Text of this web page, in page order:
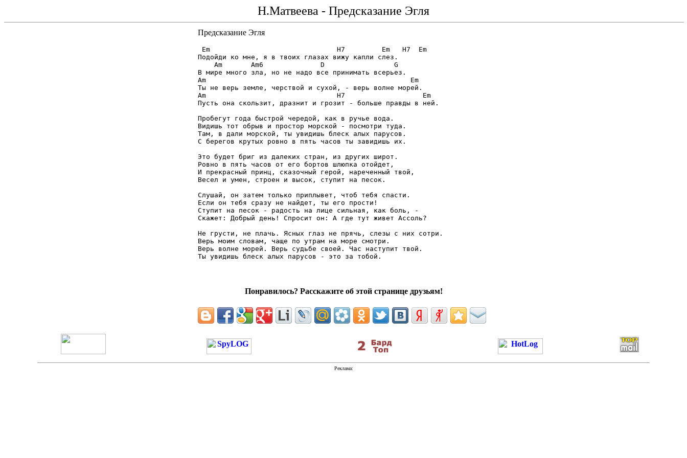
Н.Матвеева - Предсказание Эгля
Предсказание Эгля
Em                               H7         Em   H7  Em
Подойди ко мне, я в твоих глазах вижу капли слез.
    Am       Am6              D                 G
В мире много зла, но не надо все принимать всерьез.
Am                                                  Em
Ты не верь земле, черствой и сухой, - верь волне морей.
Am                                H7                   Em
Пусть она скользит, дразнит и грозит - больше правды в ней.
Пробегут года быстрой чередой, как в ручье вода.
Видишь тот обрыв и простор морской - посмотри туда.
Там, в дали морской, ты увидишь блеск алых парусов.
С берегов крутых ровно в пять часов ты завидишь их.
Это будет бриг из далеких стран, из других широт.
Ровно в пять часов от его бортов шлюпка отойдет,
И прекрасный принц, сказочный герой, нареченный твой,
Весел и умен, строен и высок, ступит на песок.
Слушай, он затем только приплывет, чтоб тебя спасти.
Если он тебя сразу не найдет, ты его прости!
Ступит на песок - радость на лице сильная, как боль, -
Скажет: Добрый день! Спросит он: А где тут живет Ассоль?
Не грусти, не плачь. Ясных глаз не прячь, слезы с них сотри.
Верь моим словам, чаще по утрам на море смотри.
Верь волне морей. Верь судьбе своей. Час наступит твой.
Понравилось? Расскажите об этой странице друзьям!
Реклама: